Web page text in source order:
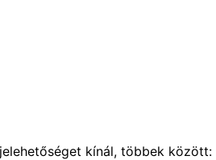
kínál, többek között: